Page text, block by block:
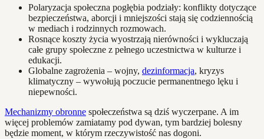
Polaryzacja społeczna pogłębia podziały: konflikty dotyczące
bezpieczeństwa, aborcji i mniejszości stają się codziennością
w mediach i rodzinnych rozmowach.
Rosnące koszty życia wyostrzają nierówności i wykluczają
całe grupy społeczne z pełnego uczestnictwa w kulturze i
edukacji.
Globalne zagrożenia – wojny, dezinformacja, kryzys
klimatyczny – wywołują poczucie permanentnego lęku i
niepewności.
Mechanizmy obronne społeczeństwa są dziś wyczerpane. A im
więcej problemów zamiatamy pod dywan, tym bardziej bolesny
będzie moment, w którym rzeczywistość nas dogoni.